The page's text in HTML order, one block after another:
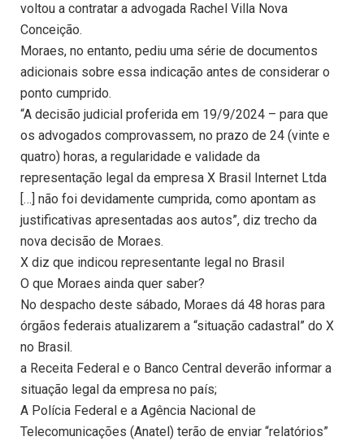
voltou a contratar a advogada Rachel Villa Nova
Conceição.
Moraes, no entanto, pediu uma série de documentos
adicionais sobre essa indicação antes de considerar o
ponto cumprido.
“A decisão judicial proferida em 19/9/2024 – para que
os advogados comprovassem, no prazo de 24 (vinte e
quatro) horas, a regularidade e validade da
representação legal da empresa X Brasil Internet Ltda
[…] não foi devidamente cumprida, como apontam as
justificativas apresentadas aos autos”, diz trecho da
nova decisão de Moraes.
X diz que indicou representante legal no Brasil
O que Moraes ainda quer saber?
No despacho deste sábado, Moraes dá 48 horas para
órgãos federais atualizarem a “situação cadastral” do X
no Brasil.
a Receita Federal e o Banco Central deverão informar a
situação legal da empresa no país;
A Polícia Federal e a Agência Nacional de
Telecomunicações (Anatel) terão de enviar “relatórios”